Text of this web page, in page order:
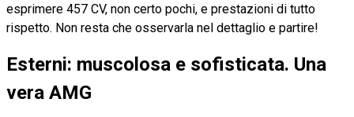
esprimere 457 CV, non certo pochi, e prestazioni di tutto
rispetto. Non resta che osservarla nel dettaglio e partire!
Esterni: muscolosa e sofisticata. Una
vera AMG